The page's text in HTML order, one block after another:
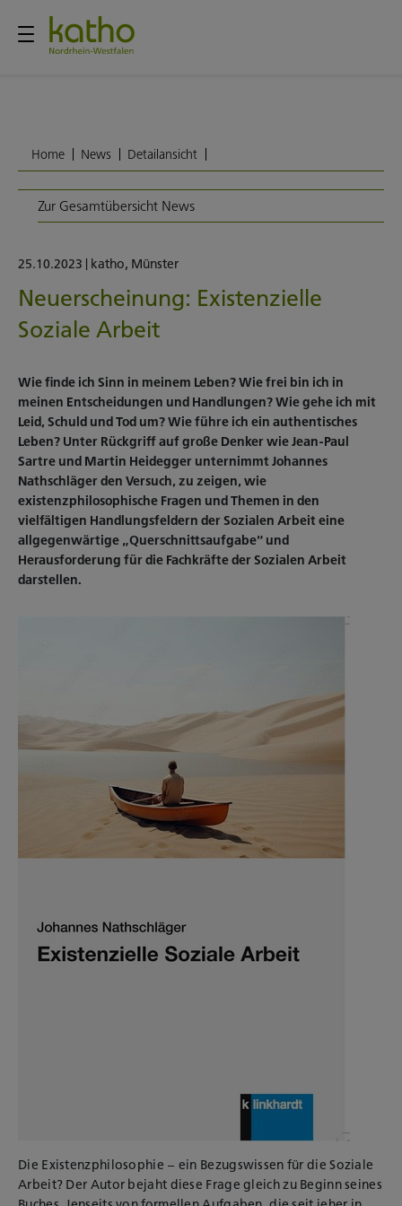
Home News Detailansicht
Zur Gesamtübersicht News
25.10.2023 katho, Münster
Neuerscheinung: Existenzielle
Soziale Arbeit
Wie finde ich Sinn in meinem Leben? Wie frei bin ich in
meinen Entscheidungen und Handlungen? Wie gehe ich mit
Leid, Schuld und Tod um? Wie führe ich ein authentisches
Leben? Unter Rückgriff auf große Denker wie Jean-Paul
Sartre und Martin Heidegger unternimmt Johannes
Nathschläger den Versuch, zu zeigen, wie
existenzphilosophische Fragen und Themen in den
vielfältigen Handlungsfeldern der Sozialen Arbeit eine
allgegenwärtige „Querschnittsaufgabe“ und
Herausforderung für die Fachkräfte der Sozialen Arbeit
darstellen.
Die Existenzphilosophie – ein Bezugswissen für die Soziale
Arbeit? Der Autor bejaht diese Frage gleich zu Beginn seines